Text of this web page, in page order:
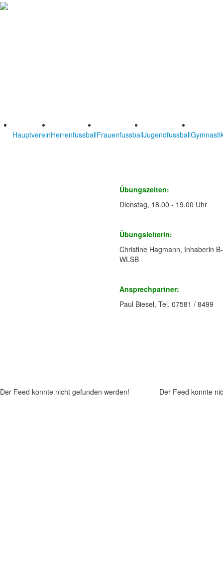
HauptvereinHerrenfussballFrauenfussballJugendfussball
Übungszeiten:
Dienstag, 18.00 - 19.00 Uhr
Übungsleiterin:
Christine Hagmann, Inhaberin
WLSB
Ansprechpartner:
Paul Biesel, Tel. 07581 / 8499
Der Feed konnte nicht gefunden werden! Der Feed konnte